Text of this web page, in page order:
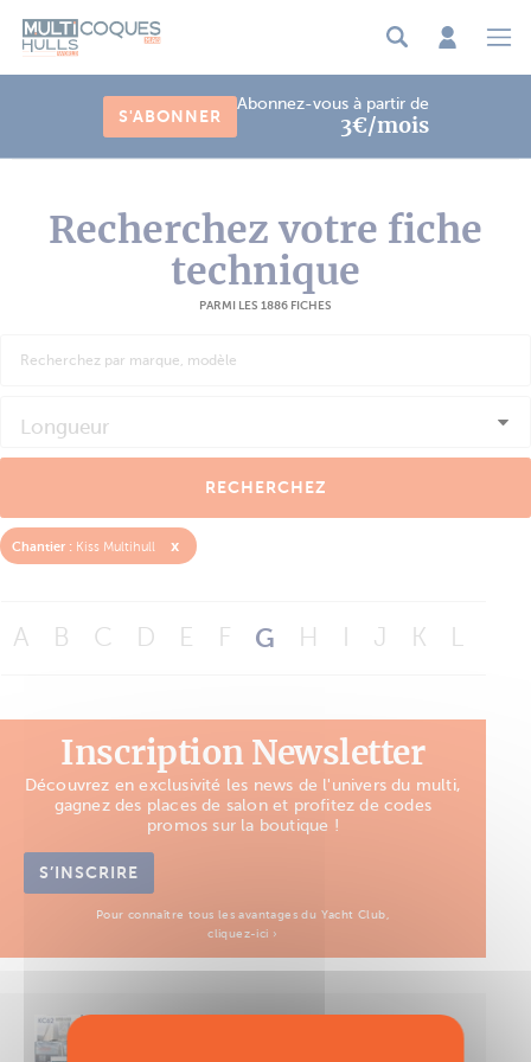
S'ABONNER
Abonnez-vous à partir de
3€/mois
Recherchez votre fiche
technique
PARMI LES 1886 FICHES
Longueur
RECHERCHEZ
Chantier : Kiss Multihull x
A B C D E F G H J K L
Inscription Newsletter
Découvrez en exclusivité les news de l'univers du multi,
gagnez des places de salon et profitez de codes
promos sur la boutique !
S’INSCRIRE
Pour connaître tous les avantages du Yacht Club,
cliquez-ici ›